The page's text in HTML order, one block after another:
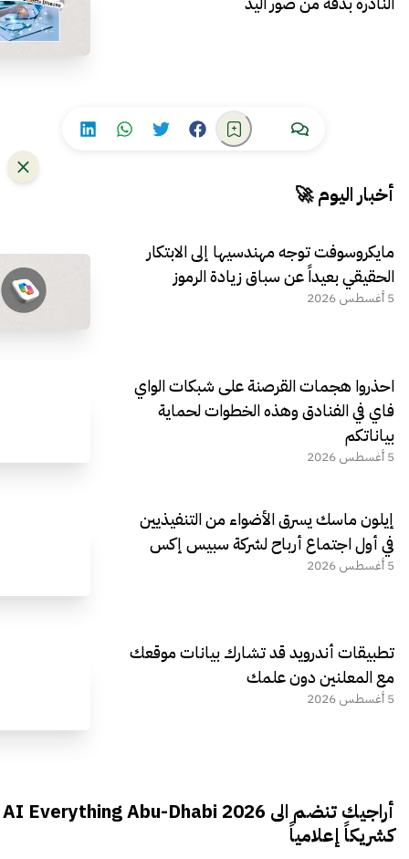
أخبار اليوم 🚀
مايكروسوفت توجه مهندسيها إلى الابتكار
الحقيقي بعيداً عن سباق زيادة الرموز
5 أغسطس 2026
احذروا هجمات القرصنة على شبكات الواي
فاي في الفنادق وهذه الخطوات لحماية
بياناتكم
5 أغسطس 2026
إيلون ماسك يسرق الأضواء من التنفيذيين
في أول اجتماع أرباح لشركة سبيس إكس
5 أغسطس 2026
تطبيقات أندرويد قد تشارك بيانات موقعك
مع المعلنين دون علمك
5 أغسطس 2026
أراجيك تنضم الى AI Everything Abu-Dhabi 2026
كشريكاً إعلامياً